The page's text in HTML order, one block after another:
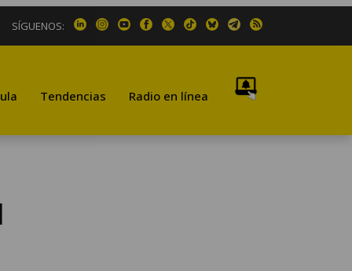
SÍGUENOS:
Tendencias Radio en línea